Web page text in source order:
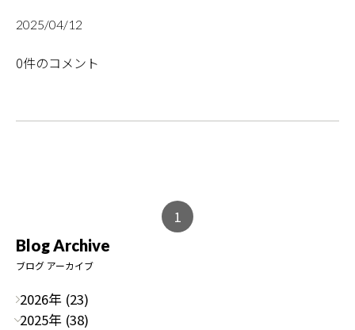
2025/04/12
0件のコメント
1
Blog Archive
ブログ アーカイブ
2026年 (23)
2025年 (38)